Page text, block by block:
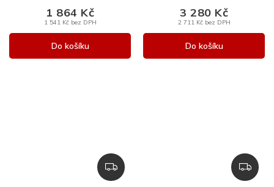
1 541 Kč bez DPH
1 864 Kč
Do košíku
2 711 Kč bez DPH
3 280 Kč
Do košíku
Z
D
Z
D